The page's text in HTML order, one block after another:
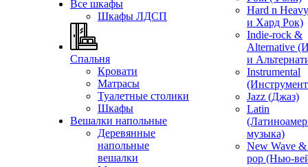
Все шкафы
Шкафы ЛДСП
Спальня
Кровати
Матрасы
Туалетные столики
Шкафы
Вешалки напольные
Деревянные
напольные
вешалки
Hard n
и Хард Рок)
Indie-rock &
Alternative
и
Instrumental
Jazz (Джаз)
Latin
музыка)
New Wave
pop (Нью-